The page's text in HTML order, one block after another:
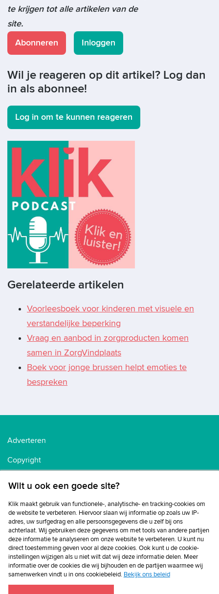
te krijgen tot alle artikelen van de
site.
Abonneren
Inloggen
Wil je reageren op dit artikel? Log dan
in als abonnee!
Log in om te kunnen reageren
Gerelateerde artikelen
Voorleesboek voor kinderen met visuele en
verstandelijke beperking
Vraag en aanbod in zorgproducten komen
samen in ZorgVindplaats
Boek voor jonge brussen helpt emoties te
bespreken
Adverteren
Copyright
Privacybeleid
Disclaimer
Wilt u ook een goede site?
Klik maakt gebruik van functionele-, analytische- en tracking-cookies om
de website te verbeteren. Hiervoor slaan wij informatie op zoals uw IP-
adres, uw surfgedrag en alle persoonsgegevens die u zelf bij ons
achterlaat. Wij gebruiken deze gegevens om met tools van andere partijen
deze informatie te analyseren om onze website te verbeteren. U kunt nu
direct toestemming geven voor al deze cookies. Ook kunt u de cookie-
instellingen wijzigen als u niet wilt dat wij deze informatie delen. Meer
informatie over de cookies die wij bijhouden en de partijen waarmee wij
samenwerken vindt u in ons cookiebeleid. Bekijk ons beleid